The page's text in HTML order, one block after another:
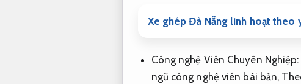
Xe ghép Đà Nẵng linh hoạt theo
Công nghệ Viên Chuyên Nghiệp:
ngũ công nghệ viên bài bản,